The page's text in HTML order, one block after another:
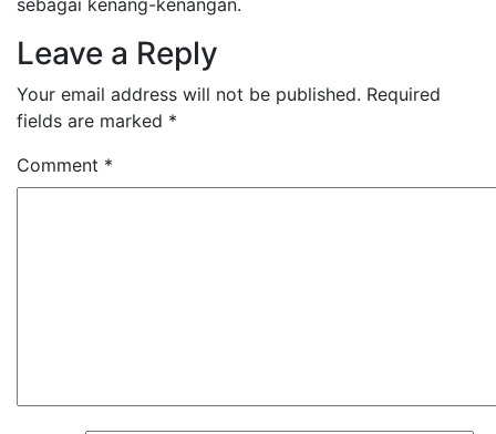
Leave a Reply
Your email address will not be published. Required
fields are marked *
Comment *